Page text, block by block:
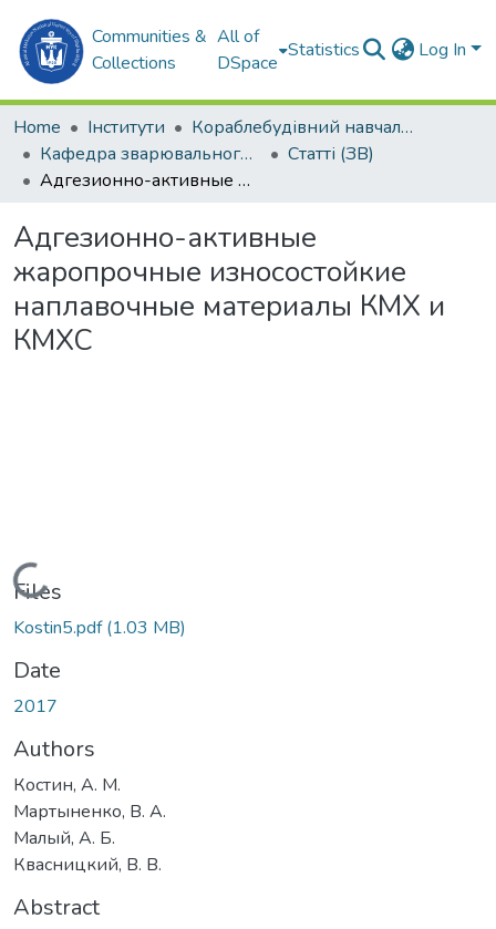
Communities &
Collections
All of
DSpace
Statistics Log In
Home Інститути
Кораблебудівний навчально-науковий інститут (КННІ)
Кафедра зварювального виробництва (ЗВ)
Статті (ЗВ)
Адгезионно-активные жаропрочные износостойкие наплавочные материалы КМХ и КМХС
Адгезионно-активные
жаропрочные износостойкие
наплавочные материалы КМХ и
КМХС
Loading...
Files
Kostin5.pdf(1.03 MB)
Date
2017
Authors
Костин, А. М.
Мартыненко, В. А.
Малый, А. Б.
Квасницкий, В. В.
Abstract